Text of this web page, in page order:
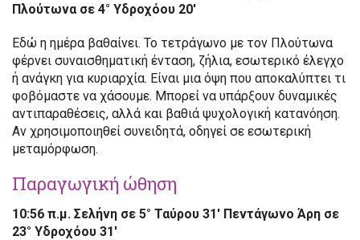
Πλούτωνα σε 4° Υδροχόου 20′
Εδώ η ημέρα βαθαίνει. Το τετράγωνο με τον Πλούτωνα
φέρνει συναισθηματική ένταση, ζήλια, εσωτερικό έλεγχο
ή ανάγκη για κυριαρχία. Είναι μια όψη που αποκαλύπτει τι
φοβόμαστε να χάσουμε. Μπορεί να υπάρξουν δυναμικές
αντιπαραθέσεις, αλλά και βαθιά ψυχολογική κατανόηση.
Αν χρησιμοποιηθεί συνειδητά, οδηγεί σε εσωτερική
μεταμόρφωση.
Παραγωγική ώθηση
10:56 π.μ. Σελήνη σε 5° Ταύρου 31′ Πεντάγωνο Άρη σε
23° Υδροχόου 31′